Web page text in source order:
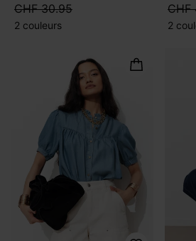
CHF 30.95
2 couleurs
CHF
2